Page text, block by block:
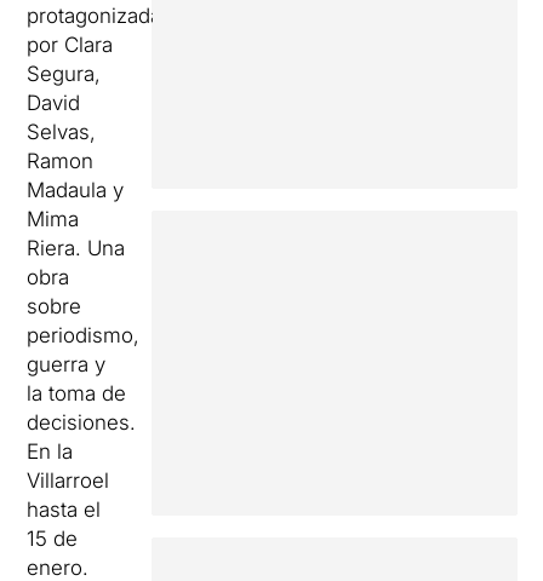
protagonizada
por Clara
Segura,
David
Selvas,
Ramon
Madaula y
Mima
Riera. Una
obra
sobre
periodismo,
guerra y
la toma de
decisiones.
En la
Villarroel
hasta el
15 de
enero.